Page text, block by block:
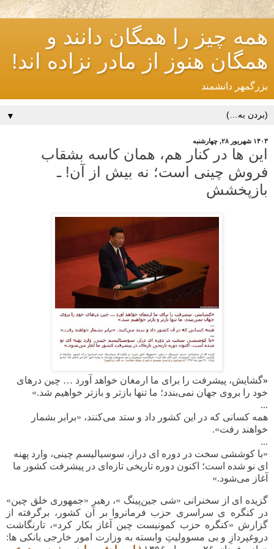
همه چیز را همگان دانند و
همگان هنوز از مادر نزاده اند!
بزرگمهر دانشمند
▼
۱۴۰۳ شهریور ۲۸, چهارشنبه
این ها در کنار هم، همان کاسه بشقاب
فروش چینی است؛ نه بیش از آن! ـ
بازپخشش
«گشایش، پیشرفت را برای ما ارمغان خواهد آورد … چین درهای
خود را بروی جهان نمی‌بندد؛ ما تنها بازتر و بازتر خواهیم شد.»
...
همه کسانی که در این کشور داد و ستد می‌کنند، «برابر بشمار
خواهند رفت».
...
«با کوششی سخت در دوره ای دراز، سوسیالیسم چینی، وارد پهنه
ای نو شده ‌است؛ اکنون دوره تاریخی تازه‌ای در پیشرفت کشور ما
آغاز می‌شود.
»
گزیده ای از سخنرانی «شی جین‌پینگ »، رهبر «جمهوری خلق چین»
در کنگره ی سراسری حزب فرمانروا بر آن کشور، برگرفته از
گزارش «کنگره حزب کمونیست چین آغاز بکار کرد»، تارنگاشت
دروغپردازِ و بی مسوولیتِ وابسته به وزارت امور خارجی یانکی ها: